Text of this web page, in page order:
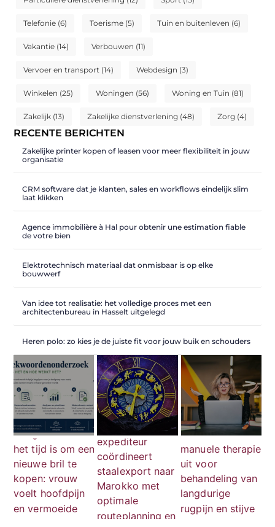
Telefonie (6) Toerisme (5) Tuin en buitenleven (6)
Vakantie (14) Verbouwen (11)
Vervoer en transport (14) Webdesign (3)
Winkelen (25) Woningen (56) Woning en Tuin (81)
Zakelijk (13) Zakelijke dienstverlening (48) Zorg (4)
RECENTE BERICHTEN
Zakelijke printer kopen of leasen voor meer flexibiliteit in jouw
organisatie
CRM software dat je klanten, sales en workflows eindelijk slim
laat klikken
Agence immobilière à Hal pour obtenir une estimation fiable
de votre bien
Elektrotechnisch materiaal dat onmisbaar is op elke
bouwwerf
Van idee tot realisatie: het volledige proces met een
architectenbureau in Hasselt uitgelegd
Heren polo: zo kies je de juiste fit voor jouw buik en schouders